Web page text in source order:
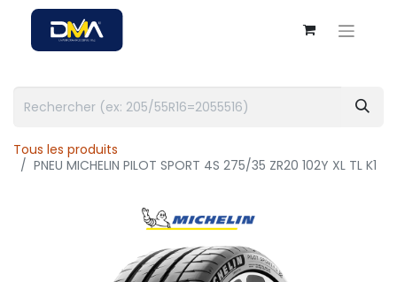
Tous les produits
PNEU MICHELIN PILOT SPORT 4S 275/35 ZR20 102Y XL TL K1